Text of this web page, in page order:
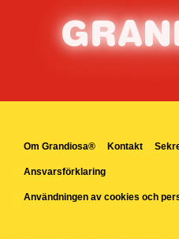
GRAN
Om Grandiosa® Kontakt
Ansvarsförklaring
Användningen av cookies och